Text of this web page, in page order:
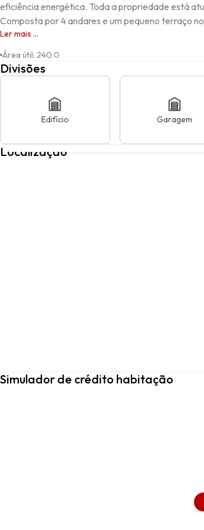
eficiência energética. Toda a propriedade está
Composta por 4 andares e um pequeno terraço
Ler mais ...
Área útil: 240.0
Divisões
Edifício Garagem
Localização
Simulador de crédito habitação